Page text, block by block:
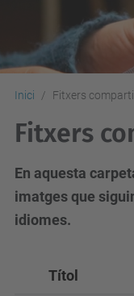
Inici Fitxers
Fitxers
En aquesta
imatges que
idiomes.
Títol